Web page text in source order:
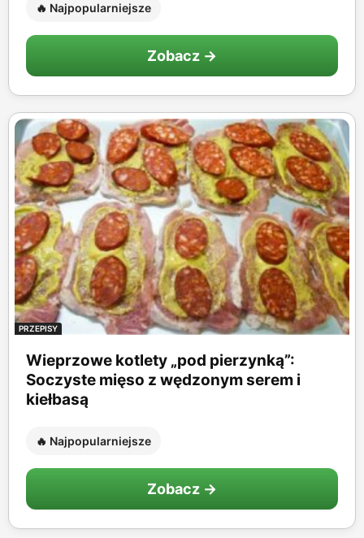
🔥 Najpopularniejsze
Zobacz →
PRZEPISY
Wieprzowe kotlety „pod pierzynką”:
Soczyste mięso z wędzonym serem i
kiełbasą
🔥 Najpopularniejsze
Zobacz →